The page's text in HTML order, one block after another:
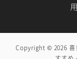
Copyright © 2026 喜